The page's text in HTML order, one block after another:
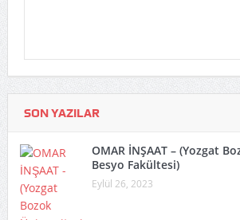
SON YAZILAR
OMAR İNŞAAT – (Yozgat
Besyo Fakültesi)
Eylül 26, 2023